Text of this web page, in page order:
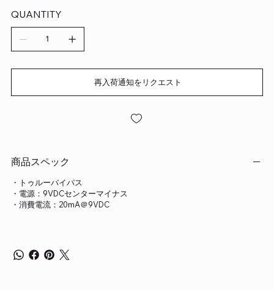
QUANTITY
再入荷通知をリクエスト
商品スペック
・トゥルーバイパス
・電源：9VDCセンターマイナス
・消費電流：20mA＠9VDC